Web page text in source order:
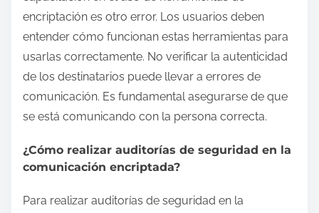
encriptación es otro error. Los usuarios deben
entender cómo funcionan estas herramientas para
usarlas correctamente. No verificar la autenticidad
de los destinatarios puede llevar a errores de
comunicación. Es fundamental asegurarse de que
se está comunicando con la persona correcta.
¿Cómo realizar auditorías de seguridad en la
comunicación encriptada?
Para realizar auditorías de seguridad en la